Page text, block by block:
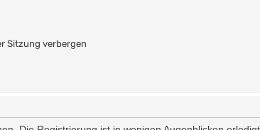
Sitzung verbergen